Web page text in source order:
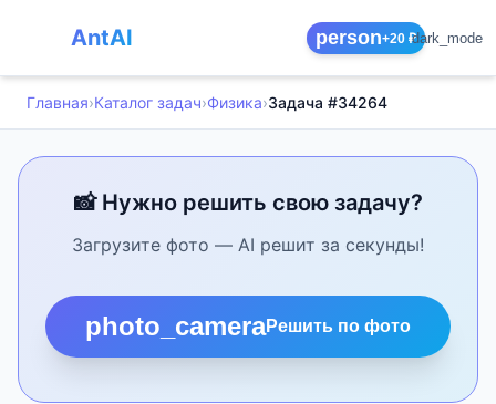
AntAI person+20 ₽dark_mode
Главная›Каталог задач›Физика›Задача #34264
📸 Нужно решить свою задачу?
Загрузите фото — AI решит за секунды!
photo_cameraРешить по фото